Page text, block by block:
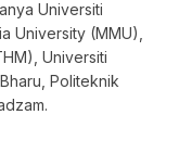
Universiti
University (MMU),
Universiti
Politeknik